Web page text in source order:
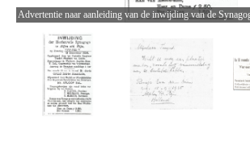
Advertentie naar aanleiding van de inwijding van de